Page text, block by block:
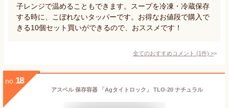
子レンジで温めることもできます。スープを冷凍・冷蔵保存
する時に、こぼれないタッパーです。お得なお値段で購入で
きる10個セット買いができるので、おススメです！
全てのおすすめコメント (1件) >
no. 18
アスベル 保存容器 「Agタイトロック」 TLO-20 ナチュラル